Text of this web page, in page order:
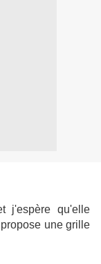
j'espère qu'elle
une grille